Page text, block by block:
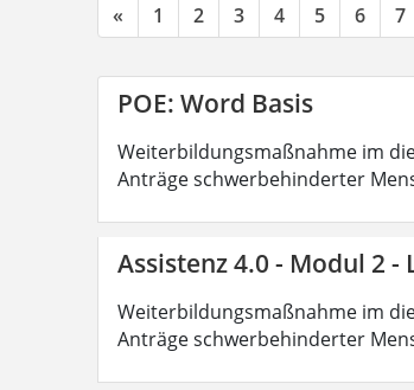
« 1 2 3 4 5 6 7
POE: Word Basis
Weiterbildungsmaßnahme im
Anträge schwerbehinderter
Assistenz 4.0 - Modul 2
Weiterbildungsmaßnahme im
Anträge schwerbehinderter